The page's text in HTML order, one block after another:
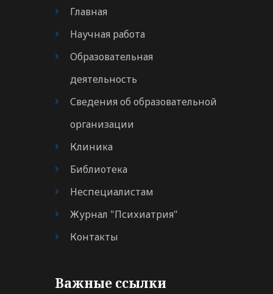
Главная
Научная работа
Образовательная
деятельность
Сведения об образовательной
организации
Клиника
Библиотека
Неспециалистам
Журнал "Психиатрия"
Контакты
Важные ссылки